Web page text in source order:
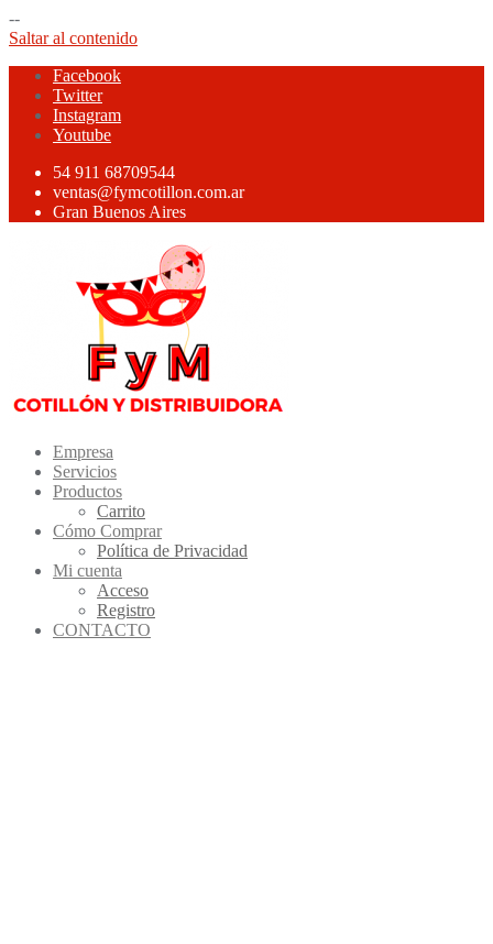
--
Saltar al contenido
Facebook
Twitter
Instagram
Youtube
54 911 68709544
ventas@fymcotillon.com.ar
Gran Buenos Aires
Empresa
Servicios
Productos
Carrito
Cómo Comprar
Política de Privacidad
Mi cuenta
Acceso
Registro
CONTACTO